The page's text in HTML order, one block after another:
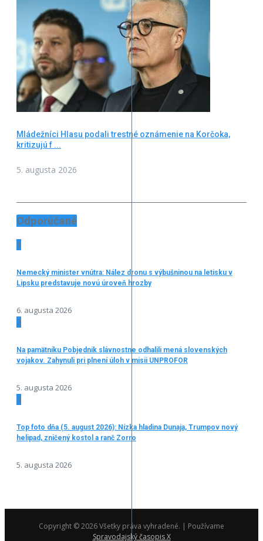
Mládežníci Hlasu podali trestné oznámenie na Korčoka,
kritizujú f ...
5. augusta 2026
Odporúčané
1
Nemecký minister vnútra: Nález dronu s výbušninou na letisku v
Lipsku predstavuje novú úroveň hrozby
6. augusta 2026
2
Na pamätníku Pobjednik slávnostne odhalili mená slovenských
vojakov. Zahynuli pri plnení úloh v misii UNPROFOR
5. augusta 2026
3
Top foto dňa (5. august 2026): Nízka hladina Dunaja, Trumpov nový
helipad, zničený kostol a ranč Zorro
5. augusta 2026
Copyright © 2026 Všetky práva vyhradené. | Používame
Spravodajský časopis X